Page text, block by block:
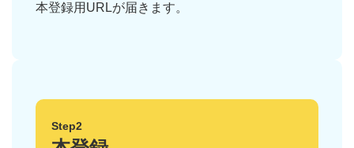
本登録用URLが届きます。
Step2